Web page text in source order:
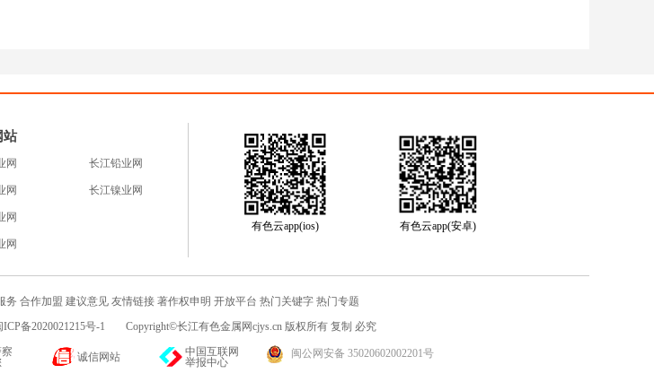
站
网
网
网
网
长江铅业网
长江镍业网
有色云app(ios) 有色云app(安卓)
务 合作加盟 建议意见 友情链接 著作权申明 开放平台 热门关键字 热门专题
ICP备2020021215号-1 Copyright©长江有色金属网cjys.cn 版权所有 复制 必究
诚信网站
中国互联网
举报中心
闽公网安备 35020602002201号